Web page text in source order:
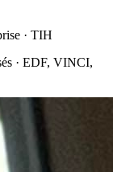
· TIH
· EDF, VINCI,